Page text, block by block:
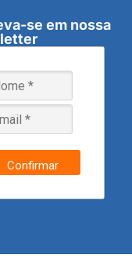
se em nossa
Confirmar